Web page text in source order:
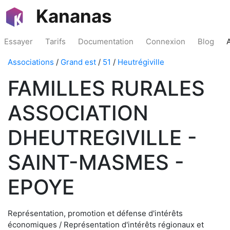
Kananas
Essayer Tarifs Documentation Connexion Blog
Associations / Grand est / 51 / Heutrégiville
FAMILLES RURALES
ASSOCIATION
DHEUTREGIVILLE -
SAINT-MASMES -
EPOYE
Représentation, promotion et défense d'intérêts
économiques / Représentation d'intérêts régionaux et